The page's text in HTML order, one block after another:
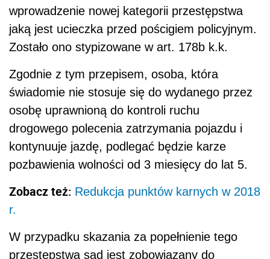
wprowadzenie nowej kategorii przestępstwa
jaką jest ucieczka przed pościgiem policyjnym.
Zostało ono stypizowane w art. 178b k.k.
Zgodnie z tym przepisem, osoba, która
świadomie nie stosuje się do wydanego przez
osobę uprawnioną do kontroli ruchu
drogowego polecenia zatrzymania pojazdu i
kontynuuje jazdę, podlegać będzie karze
pozbawienia wolności od 3 miesięcy do lat 5.
Zobacz też: Redukcja punktów karnych w 2018
r.
W przypadku skazania za popełnienie tego
przestępstwa sąd jest zobowiązany do